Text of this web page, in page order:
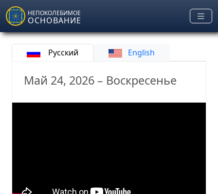
Skip to main content
НЕПОКОЛЕБИМОЕ
ОСНОВАНИЕ
Русский English
Май 24, 2026 – Воскресенье